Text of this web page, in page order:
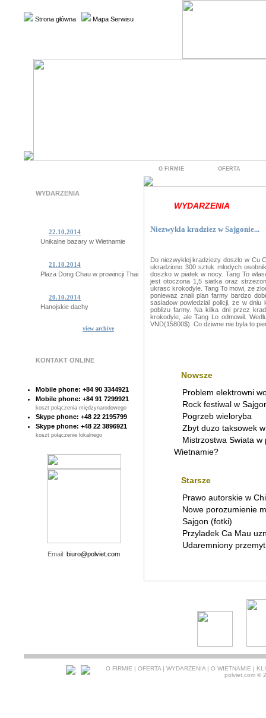
Strona główna Mapa Serwisu
WYDARZENIA
28.10.2014
Sajgonskie stare drzewa
22.10.2014
Unikalne bazary w Wietnamie
21.10.2014
Plaza Dong Chau w prowincji Thai Binh
20.10.2014
Hanojskie dachy
14.10.2014
10.10.2014
Sajgon pod woda!
07.10.2014
Poczta Sajgonska
view archive
KONTAKT ONLINE
Mobile phone: +84 90 3344921
Mobile phone: +84 91 7299921
koszt połączenia międzynarodowego
Skype phone: +48 22 2195799
Skype phone: +48 22 3896921
koszt połączenie lokalnego
Email: biuro@polviet.com
O FIRMIE OFERTA
WYDARZENIA
Niezwykla kradziez w Sajgonie...
Do niezwyklej kradziezy doszlo w Cu
ukradziono 300 sztuk mlodych
doszko w piatek w nocy. Tang To
jest otoczona 1,5 siatka oraz
ukrasc krokodyle. Tang To mowi, ze
poniewaz znali plan farmy bardzo
sasiadow powiedzial policji, ze w
poblizu farmy. Na kilka dni przez
krokodyle, ale Tang Lo odmowil.
VND(15800$). Co dziwne nie byla to
Nowsze
Problem elektrowni
Rock festiwal w
Pogrzeb wieloryba
Zbyt duzo taksowek
Mistrzostwa Swiata
Wietnamie?
Starsze
Prawo autorskie w
Nowe porozumienie
Sajgon (fotki)
Przyladek Ca Mau
Udaremniony
O FIRMIE | OFERTA | WYDARZENIA | O WIETNAMIE |
polviet.com ©